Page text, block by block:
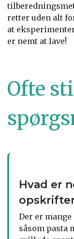
retter uden alt
at
er nemt at lave!
Ofte
Hvad er
Der er
såsom pasta